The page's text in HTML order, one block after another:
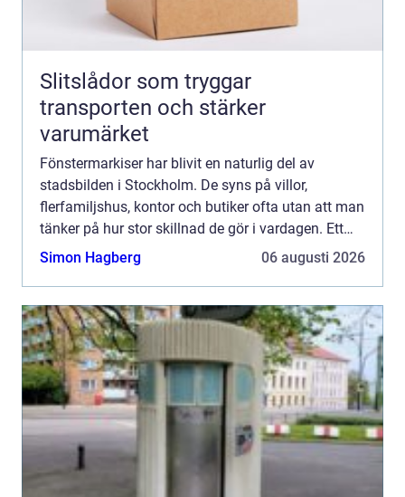
Slitslådor som tryggar
transporten och stärker
varumärket
Fönstermarkiser har blivit en naturlig del av
stadsbilden i Stockholm. De syns på villor,
flerfamiljshus, kontor och butiker ofta utan att man
tänker på hur stor skillnad de gör i vardagen. Ett
genomtänkt solskydd minskar värmen inomhus,
Simon Hagberg 06 augusti 2026